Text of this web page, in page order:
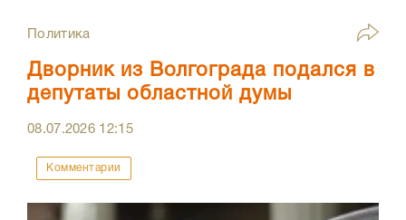
Политика
Дворник из Волгограда подался в
депутаты областной думы
08.07.2026 12:15
Комментарии